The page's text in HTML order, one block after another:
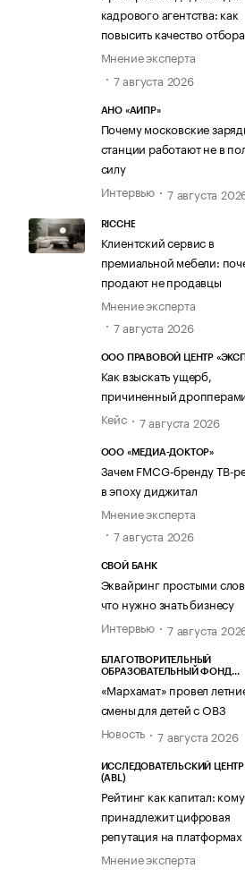
кадрового агентства: как
повысить качество отбора
Мнение эксперта
7 августа 2026
АНО «АИПР»
Почему московские
станции работают не в
силу
Интервью
7 августа
RICCHE
Клиентский сервис в
премиальной мебели:
продают не продавцы
Мнение эксперта
7 августа 2026
ООО ПРАВОВОЙ ЦЕНТР
Как взыскать ущерб,
причиненный
Кейс
7 августа 2026
ООО «МЕДИА-ДОКТОР»
Зачем FMCG-бренду ТВ-
в эпоху диджитал
Мнение эксперта
7 августа 2026
СВОЙ БАНК
Эквайринг простыми
что нужно знать бизнесу
Интервью
7 августа
БЛАГОТВОРИТЕЛЬНЫЙ
ОБРАЗОВАТЕЛЬНЫЙ ФОНД
«Мархамат» провел
смены для детей с ОВЗ
Новость
7 августа 2026
ИССЛЕДОВАТЕЛЬСКИЙ ЦЕНТР
(ABL)
Рейтинг как капитал: кому
принадлежит цифровая
репутация на платформах
Мнение эксперта